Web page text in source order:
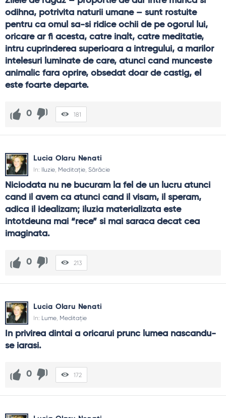
odihna, potrivita naturii umane – sunt rostuite
pentru ca omul sa-si ridice ochii de pe ogorul lui,
oricare ar fi acesta, catre inalt, catre meditatie,
intru cuprinderea superioara a intregului, a marilor
intelesuri luminate de care, atunci cand munceste
animalic fara oprire, obsedat doar de castig, el
este foarte departe.
0 181
Lucia Olaru Nenati
In: Iluzie, Meditație, Sărăcie
Niciodata nu ne bucuram la fel de un lucru atunci
cand il avem ca atunci cand il visam, il speram,
adica il idealizam; iluzia materializata este
intotdeuna mai “rece” si mai saraca decat cea
imaginata.
0 213
Lucia Olaru Nenati
In: Lume, Meditație
In privirea dintai a oricarui prunc lumea nascandu-
se iarasi.
0 172